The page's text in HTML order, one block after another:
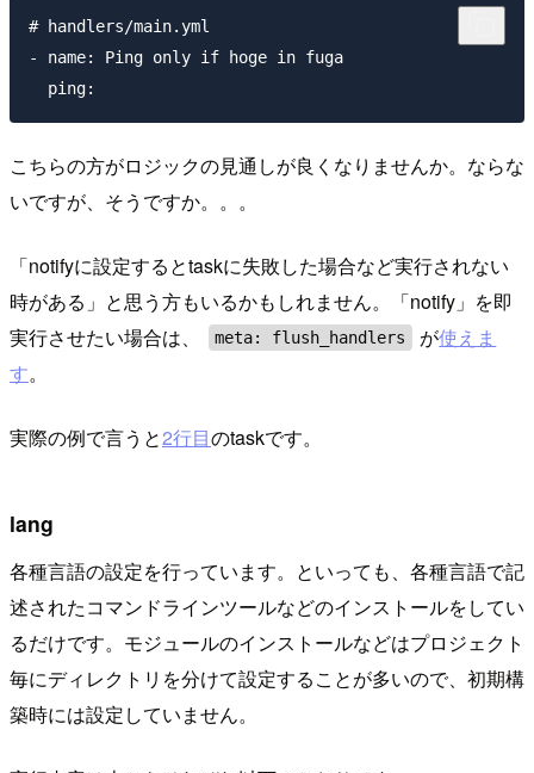
# handlers/main.yml
- name: Ping only if hoge in fuga
こちらの方がロジックの見通しが良くなりませんか。ならな
いですが、そうですか。。。
「notifyに設定するとtaskに失敗した場合など実行されない
時がある」と思う方もいるかもしれません。「notify」を即
実行させたい場合は、
meta: flush_handlers が使えま
す。
実際の例で言うと2行目のtaskです。
lang
各種言語の設定を行っています。といっても、各種言語で記
述されたコマンドラインツールなどのインストールをしてい
るだけです。モジュールのインストールなどはプロジェクト
毎にディレクトリを分けて設定することが多いので、初期構
築時には設定していません。